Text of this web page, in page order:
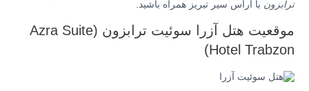
ترابزون با آراس سیر تبریز همراه باشید.
موقعیت هتل آزرا سوئیت ترابزون (Azra Suite
Hotel Trabzon)